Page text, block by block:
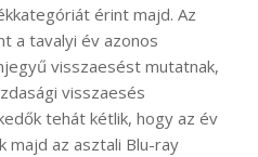
érint majd. Az
a tavalyi év azonos
visszaesést mutatnak,
visszaesés
tehát kétlik, hogy az év
majd az asztali Blu-ray